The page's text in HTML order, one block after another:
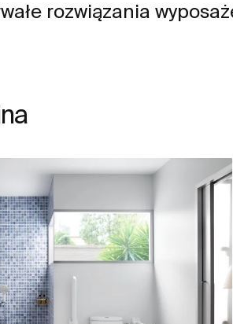
rozwiązania